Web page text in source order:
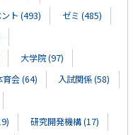
ト (493)
ゼミ (485)
大学院 (97)
育会 (64)
入試関係 (58)
研究開発機構 (17)